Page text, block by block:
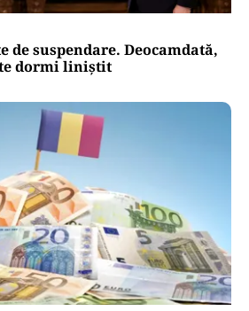
de suspendare. Deocamdată,
dormi liniștit